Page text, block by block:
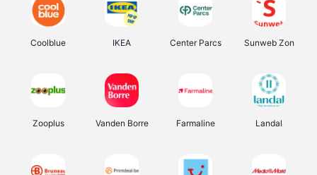
Coolblue IKEA Center Parcs Sunweb Zon
Zooplus Vanden Borre Farmaline Landal